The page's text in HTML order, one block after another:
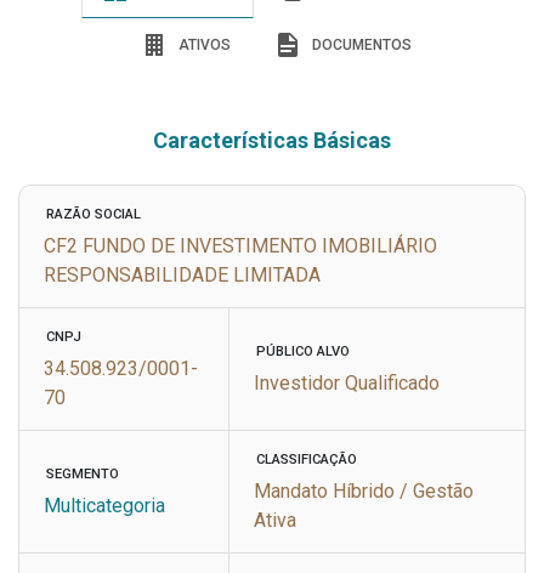
ATIVOS DOCUMENTOS
Características Básicas
RAZÃO SOCIAL
CF2 FUNDO DE INVESTIMENTO IMOBILIÁRIO
RESPONSABILIDADE LIMITADA
CNPJ
34.508.923/0001-
70
PÚBLICO ALVO
Investidor Qualificado
SEGMENTO
Multicategoria
CLASSIFICAÇÃO
Mandato Híbrido / Gestão
Ativa